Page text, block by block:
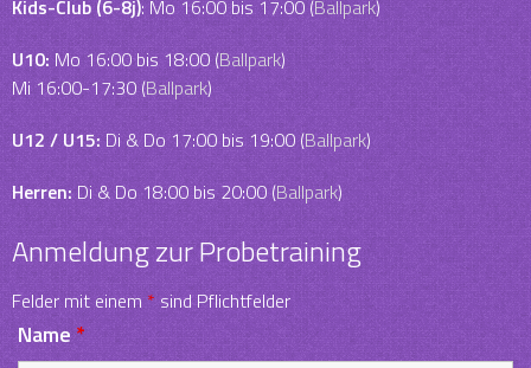
Kids-Club (6-8j): Mo 16:00 bis 17:00 (Ballpark)
U10:Mo 16:00 bis 18:00 (Ballpark)
Mi 16:00-17:30 (Ballpark)
U12 / U15: Di & Do 17:00 bis 19:00 (Ballpark)
Herren:Di & Do 18:00 bis 20:00 (Ballpark)
Anmeldung zur Probetraining
Felder mit einem*sind Pflichtfelder
Name*